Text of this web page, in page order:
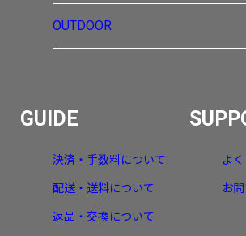
OUTDOOR
GUIDE
決済・手数料について
配送・送料について
返品・交換について
よ
お